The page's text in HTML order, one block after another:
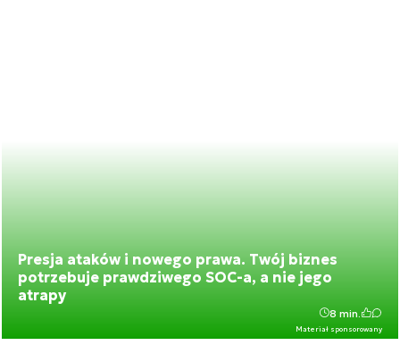
Presja ataków i nowego prawa. Twój biznes
potrzebuje prawdziwego SOC-a, a nie jego
atrapy
Materiał sponsorowany
8 min.